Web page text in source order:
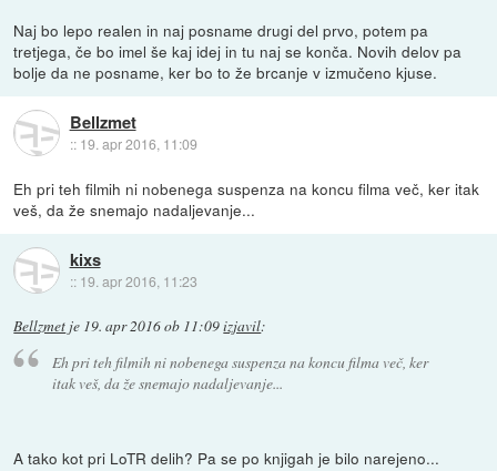
Naj bo lepo realen in naj posname drugi del prvo, potem pa
tretjega, če bo imel še kaj idej in tu naj se konča. Novih delov pa
bolje da ne posname, ker bo to že brcanje v izmučeno kjuse.
Bellzmet
:: 19. apr 2016, 11:09
Eh pri teh filmih ni nobenega suspenza na koncu filma več, ker itak
veš, da že snemajo nadaljevanje...
kixs
:: 19. apr 2016, 11:23
Bellzmet je 19. apr 2016 ob 11:09izjavil:
Eh pri teh filmih ni nobenega suspenza na koncu filma več, ker
itak veš, da že snemajo nadaljevanje...
A tako kot pri LoTR delih? Pa se po knjigah je bilo narejeno...